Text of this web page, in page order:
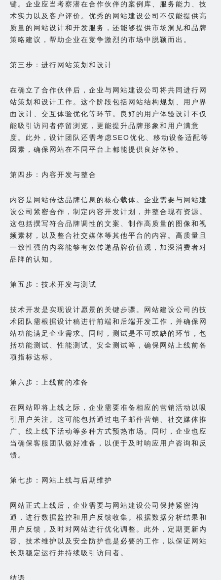
键。企业应当考察潜在合作伙伴的案例库、服务能力、技
术实力以及客户评价。优秀的网站建设公司不仅能提供高
质量的网站设计和开发服务，还能够提供市场洞见和品牌
策略建议，帮助企业在竞争激烈的市场中脱颖而出。
第三步：进行网站策划和设计
在确立了合作伙伴后，企业与网站建设公司将共同进行网
站策划和设计工作。这个阶段包括网站结构规划、用户界
面设计、交互体验优化等环节。良好的用户体验设计不仅
能吸引访问者停留浏览，更能提升品牌形象和用户满意
度。此外，设计团队还需考虑SEO优化、移动设备适配等
因素，确保网站在不同平台上都能提供良好体验。
第四步：内容开发与整合
内容是网站传达品牌信息的核心载体。企业需要与网站建
设公司紧密合作，制定内容开发计划，并整合现有资源。
这包括撰写符合品牌调性的文案、制作高质量的图像和视
频素材，以及整合社交媒体等其他平台的内容。高质量且
一致性强的内容能够有效传递品牌价值观，加深消费者对
品牌的认知。
第五步：技术开发与测试
技术开发是实现设计愿景的关键步骤。网站建设公司的技
术团队需根据设计稿进行前端和后端开发工作，并确保网
站功能满足企业需求。同时，测试是不可或缺的环节，包
括功能测试、性能测试、安全测试等，确保网站上线前各
项指标达标。
第六步：上线前的准备
在网站即将上线之际，企业需要准备相应的营销活动以吸
引用户关注。这可能包括通过电子邮件营销、社交媒体推
广、线上线下活动等多种方式预热市场。同时，企业也应
当确保客服团队做好准备，以便于及时响应用户咨询和反
馈。
第七步：网站上线与后期维护
网站正式上线后，企业需要与网站建设公司保持紧密沟
通，进行数据监控和用户反馈收集。根据数据分析结果和
用户反馈，及时对网站进行优化调整。此外，定期更新内
容、技术维护以及安全防护也是必要的工作，以保证网站
长期稳定运行并持续吸引访问者。
结语